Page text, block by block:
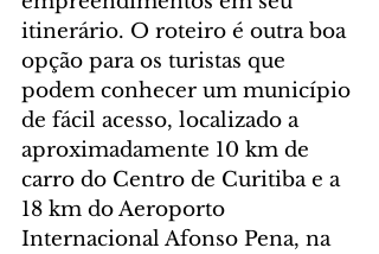
itinerário. O roteiro é outra boa
opção para os turistas que
podem conhecer um município
de fácil acesso, localizado a
aproximadamente 10 km de
carro do Centro de Curitiba e a
18 km do Aeroporto
Internacional Afonso Pena, na